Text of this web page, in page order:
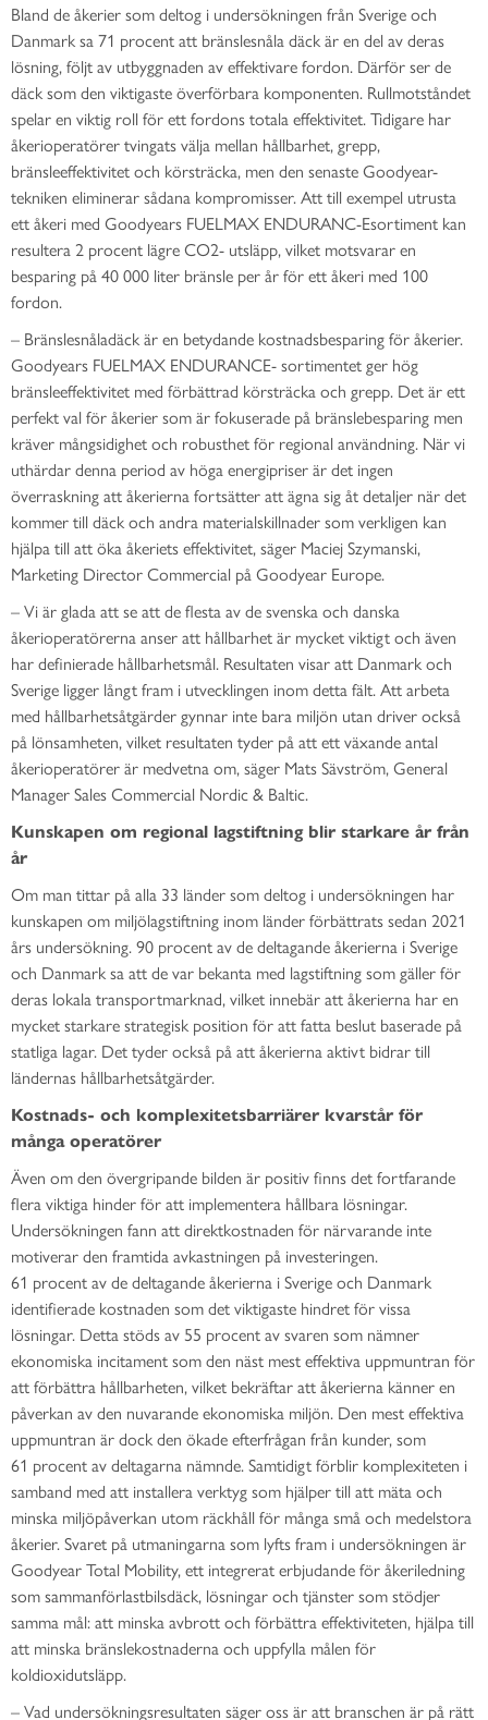
Bland de åkerier som deltog i undersökningen från Sverige och
Danmark sa 71 procent att bränslesnåla däck är en del av deras
lösning, följt av utbyggnaden av effektivare fordon. Därför ser de
däck som den viktigaste överförbara komponenten. Rullmotståndet
spelar en viktig roll för ett fordons totala effektivitet. Tidigare har
åkerioperatörer tvingats välja mellan hållbarhet, grepp,
bränsleeffektivitet och körsträcka, men den senaste Goodyear-
tekniken eliminerar sådana kompromisser. Att till exempel utrusta
ett åkeri med Goodyears FUELMAX ENDURANC-Esortiment kan
resultera 2 procent lägre CO2- utsläpp, vilket motsvarar en
besparing på 40 000 liter bränsle per år för ett åkeri med 100
fordon.
– Bränslesnåladäck är en betydande kostnadsbesparing för åkerier.
Goodyears FUELMAX ENDURANCE- sortimentet ger hög
bränsleeffektivitet med förbättrad körsträcka och grepp. Det är ett
perfekt val för åkerier som är fokuserade på bränslebesparing men
kräver mångsidighet och robusthet för regional användning. När vi
uthärdar denna period av höga energipriser är det ingen
överraskning att åkerierna fortsätter att ägna sig åt detaljer när det
kommer till däck och andra materialskillnader som verkligen kan
hjälpa till att öka åkeriets effektivitet, säger Maciej Szymanski,
Marketing Director Commercial på Goodyear Europe.
– Vi är glada att se att de flesta av de svenska och danska
åkerioperatörerna anser att hållbarhet är mycket viktigt och även
har definierade hållbarhetsmål. Resultaten visar att Danmark och
Sverige ligger långt fram i utvecklingen inom detta fält. Att arbeta
med hållbarhetsåtgärder gynnar inte bara miljön utan driver också
på lönsamheten, vilket resultaten tyder på att ett växande antal
åkerioperatörer är medvetna om, säger Mats Sävström, General
Manager Sales Commercial Nordic & Baltic.
Kunskapen om regional lagstiftning blir starkare år från
år
Om man tittar på alla 33 länder som deltog i undersökningen har
kunskapen om miljölagstiftning inom länder förbättrats sedan 2021
års undersökning. 90 procent av de deltagande åkerierna i Sverige
och Danmark sa att de var bekanta med lagstiftning som gäller för
deras lokala transportmarknad, vilket innebär att åkerierna har en
mycket starkare strategisk position för att fatta beslut baserade på
statliga lagar. Det tyder också på att åkerierna aktivt bidrar till
ländernas hållbarhetsåtgärder.
Kostnads- och komplexitetsbarriärer kvarstår för
många operatörer
Även om den övergripande bilden är positiv finns det fortfarande
flera viktiga hinder för att implementera hållbara lösningar.
Undersökningen fann att direktkostnaden för närvarande inte
motiverar den framtida avkastningen på investeringen.
61 procent av de deltagande åkerierna i Sverige och Danmark
identifierade kostnaden som det viktigaste hindret för vissa
lösningar. Detta stöds av 55 procent av svaren som nämner
ekonomiska incitament som den näst mest effektiva uppmuntran för
att förbättra hållbarheten, vilket bekräftar att åkerierna känner en
påverkan av den nuvarande ekonomiska miljön. Den mest effektiva
uppmuntran är dock den ökade efterfrågan från kunder, som
61 procent av deltagarna nämnde. Samtidigt förblir komplexiteten i
samband med att installera verktyg som hjälper till att mäta och
minska miljöpåverkan utom räckhåll för många små och medelstora
åkerier. Svaret på utmaningarna som lyfts fram i undersökningen är
Goodyear Total Mobility, ett integrerat erbjudande för åkeriledning
som sammanförlastbilsdäck, lösningar och tjänster som stödjer
samma mål: att minska avbrott och förbättra effektiviteten, hjälpa till
att minska bränslekostnaderna och uppfylla målen för
koldioxidutsläpp.
– ­Vad undersökningsresultaten säger oss är att branschen är på rätt